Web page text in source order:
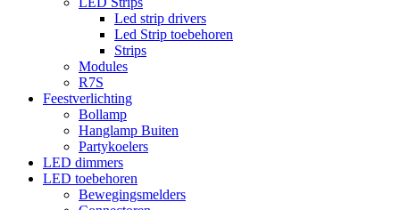
Led strip drivers
Led Strip toebehoren
Strips
Modules
R7S
Feestverlichting
Bollamp
Hanglamp Buiten
Partykoelers
LED dimmers
LED toebehoren
Bewegingsmelders